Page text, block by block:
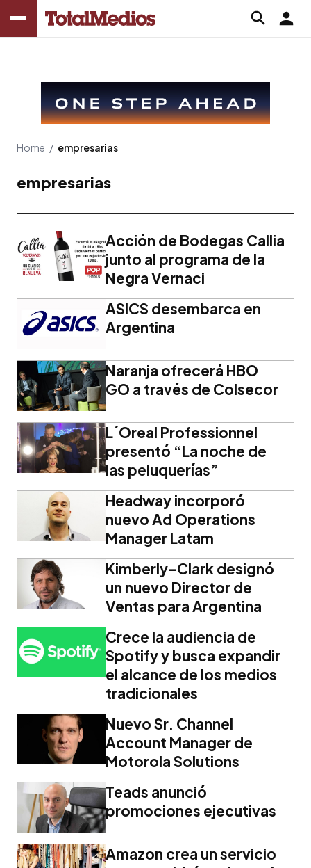
Home / empresarias
empresarias
Acción de Bodegas Callia
junto al programa de la
Negra Vernaci
ASICS desembarca en
Argentina
Naranja ofrecerá HBO
GO a través de Colsecor
L´Oreal Professionnel
presentó “La noche de
las peluquerías”
Headway incorporó
nuevo Ad Operations
Manager Latam
Kimberly-Clark designó
un nuevo Director de
Ventas para Argentina
Crece la audiencia de
Spotify y busca expandir
el alcance de los medios
tradicionales
Nuevo Sr. Channel
Account Manager de
Motorola Solutions
Teads anunció
promociones ejecutivas
Amazon crea un servicio